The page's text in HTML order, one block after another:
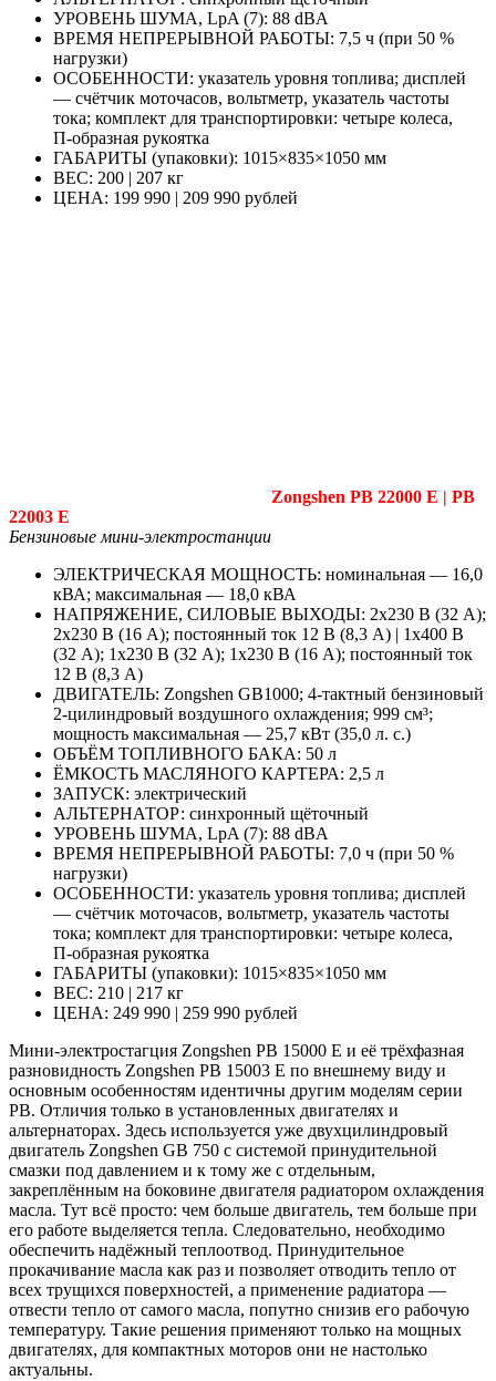
УРОВЕНЬ ШУМА, LpA (7): 88 dBA
ВРЕМЯ НЕПРЕРЫВНОЙ РАБОТЫ: 7,5 ч (при 50 %
нагрузки)
ОСОБЕННОСТИ: указатель уровня топлива; дисплей
— счётчик моточасов, вольтметр, указатель частоты
тока; комплект для транспортировки: четыре колеса,
П‑образная рукоятка
ГАБАРИТЫ (упаковки): 1015×835×1050 мм
ВЕС: 200 | 207 кг
ЦЕНА: 199 990 | 209 990 рублей
Zongshen PB 22000 E | PB
22003 E
Бензиновые мини-электростанции
ЭЛЕКТРИЧЕСКАЯ МОЩНОСТЬ: номинальная — 16,0
кВА; максимальная — 18,0 кВА
НАПРЯЖЕНИЕ, СИЛОВЫЕ ВЫХОДЫ: 2х230 В (32 А);
2х230 В (16 А); постоянный ток 12 В (8,3 А) | 1х400 В
(32 А); 1х230 В (32 А); 1х230 В (16 А); постоянный ток
12 В (8,3 А)
ДВИГАТЕЛЬ: Zongshen GB1000; 4‑тактный бензиновый
2‑цилиндровый воздушного охлаждения; 999 см³;
мощность максимальная — 25,7 кВт (35,0 л. с.)
ОБЪЁМ ТОПЛИВНОГО БАКА: 50 л
ЁМКОСТЬ МАСЛЯНОГО КАРТЕРА: 2,5 л
ЗАПУСК: электрический
АЛЬТЕРНАТОР: синхронный щёточный
УРОВЕНЬ ШУМА, LpA (7): 88 dBA
ВРЕМЯ НЕПРЕРЫВНОЙ РАБОТЫ: 7,0 ч (при 50 %
нагрузки)
ОСОБЕННОСТИ: указатель уровня топлива; дисплей
— счётчик моточасов, вольтметр, указатель частоты
тока; комплект для транспортировки: четыре колеса,
П‑образная рукоятка
ГАБАРИТЫ (упаковки): 1015×835×1050 мм
ВЕС: 210 | 217 кг
ЦЕНА: 249 990 | 259 990 рублей
Мини-электростагция Zongshen PB 15000 E и её трёхфазная
разновидность Zongshen PB 15003 E по внешнему виду и
основным особенностям идентичны другим моделям серии
PB. Отличия только в установленных двигателях и
альтернаторах. Здесь используется уже двухцилиндровый
двигатель Zongshen GB 750 с систе­мой принудительной
смазки под давлением и к тому же с отдельным,
закреплённым на боковине двигателя радиатором охлаждения
масла. Тут всё просто: чем больше двигатель, тем больше при
его работе выделяется тепла. Следовательно, необходимо
обеспечить надёжный те­плоотвод. Принудительное
прокачивание масла как раз и позволяет отводить тепло от
всех трущихся поверхно­стей, а применение радиатора —
отвести тепло от самого масла, попутно снизив его рабочую
температуру. Такие решения применяют только на мощных
двигателях, для компактных моторов они не настолько
актуальны.